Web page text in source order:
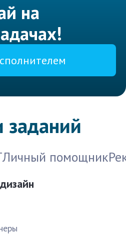
на
заданий
Личный помощник